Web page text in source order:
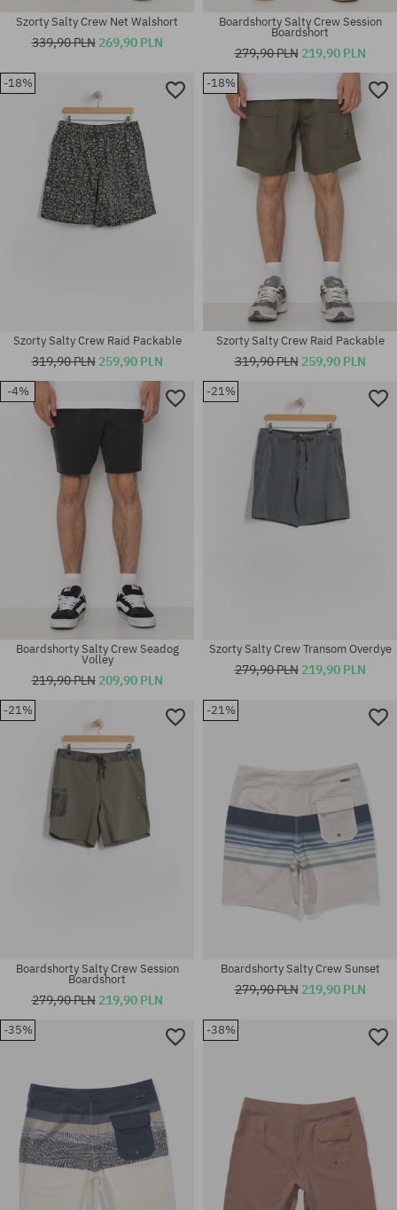
Dostępne rozmiary:
Dostępne rozmiary:
32; 33; 34
Dostępne rozmiary:
Szorty Salty Crew Net Walshort
339,90 PLN 269,90 PLN
Dostępne rozmiary:
31; 32; 33; 34; 36; 38
Boardshorty Salty Crew Session
Boardshort
279,90 PLN 219,90 PLN
-18%
Dostępne rozmiary:
Szorty Salty Crew Raid Packable
319,90 PLN 259,90 PLN
-18%
Szorty Salty Crew Raid Packable
319,90 PLN 259,90 PLN
-4%
Dostępne rozmiary:
Boardshorty Salty Crew Seadog
Volley
219,90 PLN 209,90 PLN
-21%
Dostępne rozmiary:
Szorty Salty Crew Transom Overdye
279,90 PLN 219,90 PLN
-21%
Boardshorty Salty Crew Session
Boardshort
279,90 PLN 219,90 PLN
-21%
Boardshorty Salty Crew Sunset
279,90 PLN 219,90 PLN
-35% -38%